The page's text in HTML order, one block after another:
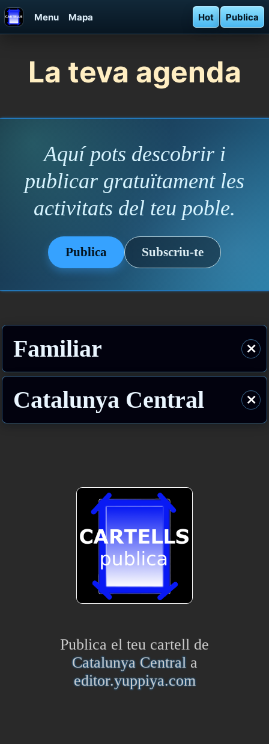
Menu Mapa Hot Publica
La teva agenda
Aquí pots descobrir i
publicar gratuïtament les
activitats del teu poble.
Publica Subscriu-te
Familiar ⨯
Catalunya Central ⨯
Publica el teu cartell de
Catalunya Centrala
editor.yuppiya.com